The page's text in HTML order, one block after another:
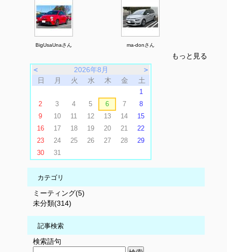
BigUsaUnaさん ma-donさん
もっと見る
＜
2026年8月
＞
日
月 火 水 木 金 土
1
2
3 4 5 6 7
8
9
10 11 12 13 14
15
16
17 18 19 20 21
22
23
24 25 26 27 28
29
30
31
カテゴリ
ミーティング(5)
未分類(314)
記事検索
検索語句